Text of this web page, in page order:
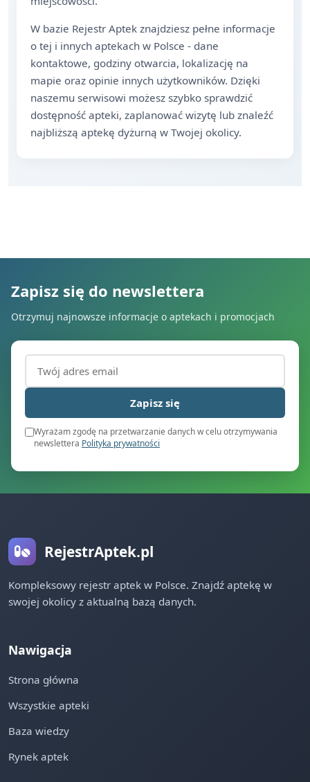
W bazie Rejestr Aptek znajdziesz pełne informacje
o tej i innych aptekach w Polsce - dane
kontaktowe, godziny otwarcia, lokalizację na
mapie oraz opinie innych użytkowników. Dzięki
naszemu serwisowi możesz szybko sprawdzić
dostępność apteki, zaplanować wizytę lub znaleźć
najbliższą aptekę dyżurną w Twojej okolicy.
Zapisz się do newslettera
Otrzymuj najnowsze informacje o aptekach i promocjach
Adres email (wymagany)
Zapisz się
Wyrażam zgodę na przetwarzanie danych w celu otrzymywania
newslettera Polityka prywatności
RejestrAptek.pl
Kompleksowy rejestr aptek w Polsce. Znajdź aptekę w
swojej okolicy z aktualną bazą danych.
Nawigacja
Strona główna
Wszystkie apteki
Baza wiedzy
Rynek aptek